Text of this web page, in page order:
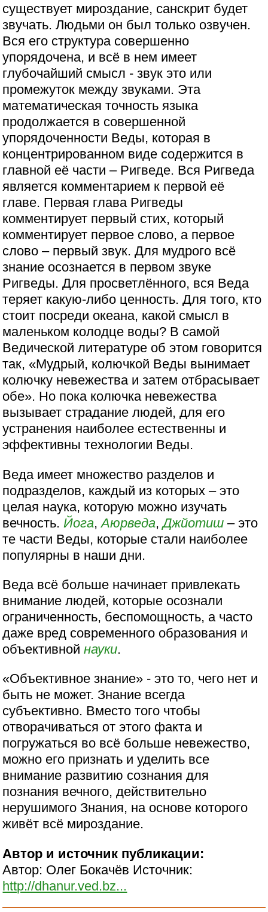
существует мироздание, санскрит будет
звучать. Людьми он был только озвучен.
Вся его структура совершенно
упорядочена, и всё в нем имеет
глубочайший смысл - звук это или
промежуток между звуками. Эта
математическая точность языка
продолжается в совершенной
упорядоченности Веды, которая в
концентрированном виде содержится в
главной её части – Ригведе. Вся Ригведа
является комментарием к первой её
главе. Первая глава Ригведы
комментирует первый стих, который
комментирует первое слово, а первое
слово – первый звук. Для мудрого всё
знание осознается в первом звуке
Ригведы. Для просветлённого, вся Веда
теряет какую-либо ценность. Для того, кто
стоит посреди океана, какой смысл в
маленьком колодце воды? В самой
Ведической литературе об этом говорится
так, «Мудрый, колючкой Веды вынимает
колючку невежества и затем отбрасывает
обе». Но пока колючка невежества
вызывает страдание людей, для его
устранения наиболее естественны и
эффективны технологии Веды.
Веда имеет множество разделов и
подразделов, каждый из которых – это
целая наука, которую можно изучать
вечность. Йога,Аюрведа,Джйотиш – это
те части Веды, которые стали наиболее
популярны в наши дни.
Веда всё больше начинает привлекать
внимание людей, которые осознали
ограниченность, беспомощность, а часто
даже вред современного образования и
объективнойнауки.
«Объективное знание» - это то, чего нет и
быть не может. Знание всегда
субъективно. Вместо того чтобы
отворачиваться от этого факта и
погружаться во всё больше невежество,
можно его признать и уделить все
внимание развитию сознания для
познания вечного, действительно
нерушимого Знания, на основе которого
живёт всё мироздание.
Автор и источник публикации:
Автор: Олег Бокачёв Источник:
http://dhanur.ved.bz...